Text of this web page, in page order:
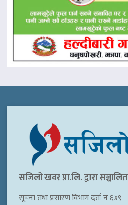
सजिलो खवर प्रा.लि. द्वारा सञ्चालित
सूचना तथा प्रसारण विभाग दर्ता नं ६७९